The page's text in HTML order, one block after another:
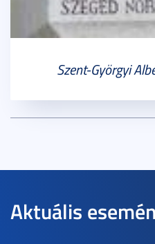
Szent-Györgyi
Aktuális